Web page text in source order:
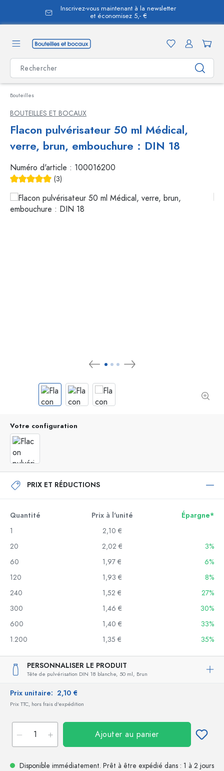
principal
Inscrivez-vous maintenant à la newsletter
et économisez 5,- €
Bouteilles
BOUTEILLES ET BOCAUX
Flacon pulvérisateur 50 ml Médical,
verre, brun, embouchure : DIN 18
Numéro d'article : 100016200
(3)
Votre configuration
PRIX ET RÉDUCTIONS
Quantité Prix à l'unité
Épargne*
1
2,10 €
20
2,02 €
3%
60
1,97 €
6%
120
1,93 €
8%
240
1,52 €
27%
300
1,46 €
30%
600
1,40 €
33%
1.200
1,35 € 35%
PERSONNALISER LE PRODUIT
Tête de pulvérisation DIN 18 blanche, 50 ml, Brun
Prix unitaire: 2,10 €
Prix TTC, hors frais d'expédition
Ajouter au panier
Disponible immédiatement. Prêt à être expédié dans : 1 à 2 jours